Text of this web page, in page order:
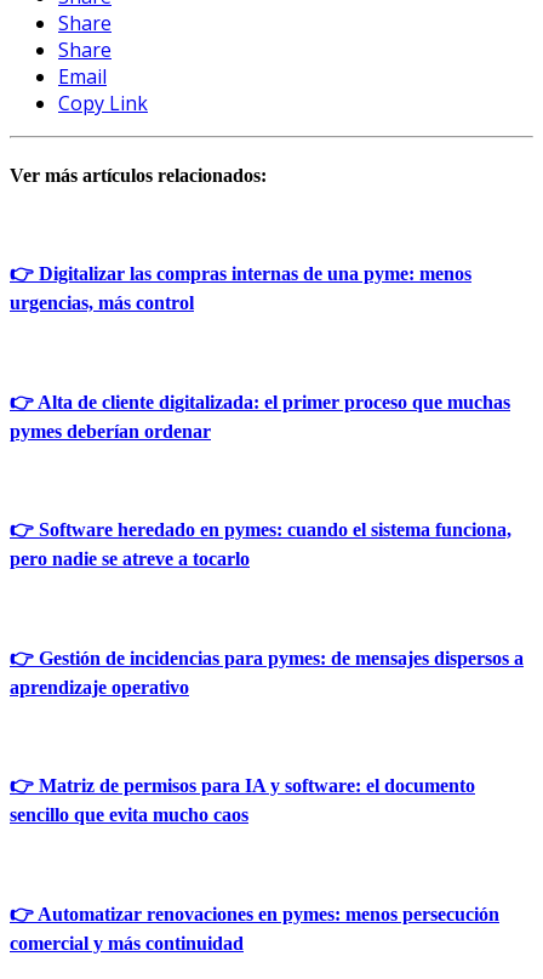
Share
Share
Email
Copy Link
Ver más artículos relacionados:
👉 Digitalizar las compras internas de una pyme: menos
urgencias, más control
👉 Alta de cliente digitalizada: el primer proceso que muchas
pymes deberían ordenar
👉 Software heredado en pymes: cuando el sistema funciona,
pero nadie se atreve a tocarlo
👉 Gestión de incidencias para pymes: de mensajes dispersos a
aprendizaje operativo
👉 Matriz de permisos para IA y software: el documento
sencillo que evita mucho caos
👉 Automatizar renovaciones en pymes: menos persecución
comercial y más continuidad